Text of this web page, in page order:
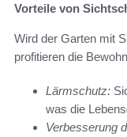
Vorteile von
Wird der Garten mit
profitieren die
Lärmschutz:
was die
Verbesserung